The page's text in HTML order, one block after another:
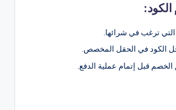
التي ترغب في شرائها.
الكود في الحقل المخصص.
قبل إتمام عملية الدفع.